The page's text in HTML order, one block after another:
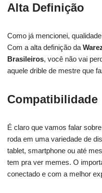
Alta Definição
Como já mencionei,
Com a alta definição da
Brasileiros, você não vai
aquele drible de mestre que
Compatibilidade
É claro que vamos falar
roda em uma variedade de
tablet, smartphone ou até
tem pra ver memes. O
conectado e com a melhor